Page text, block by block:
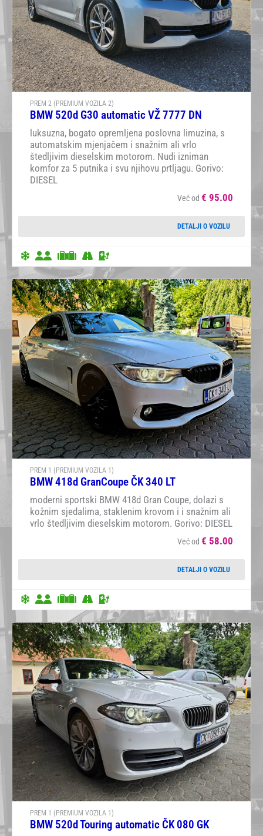
PREM 2 (PREMIUM VOZILA 2)
BMW 520d G30 automatic VŽ 7777 DN
luksuzna, bogato opremljena poslovna limuzina, s
automatskim mjenjačem i snažnim ali vrlo
štedljivim dieselskim motorom. Nudi izniman
komfor za 5 putnika i svu njihovu prtljagu. Gorivo:
DIESEL
Već od € 95.00
DETALJI O VOZILU
PREM 1 (PREMIUM VOZILA 1)
BMW 418d GranCoupe ČK 340 LT
moderni sportski BMW 418d Gran Coupe, dolazi s
kožnim sjedalima, staklenim krovom i i snažnim ali
vrlo štedljivim dieselskim motorom. Gorivo: DIESEL
Već od € 58.00
DETALJI O VOZILU
PREM 1 (PREMIUM VOZILA 1)
BMW 520d Touring automatic ČK 080 GK